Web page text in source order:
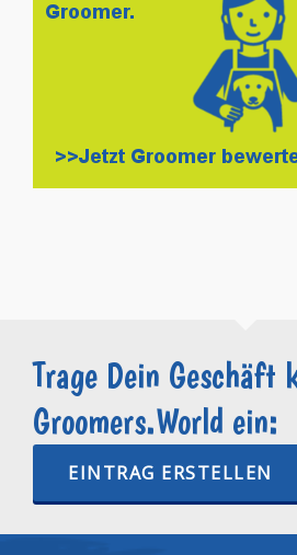
Trage Dein Geschäft
Groomers.World ein:
EINTRAG ERSTELLEN